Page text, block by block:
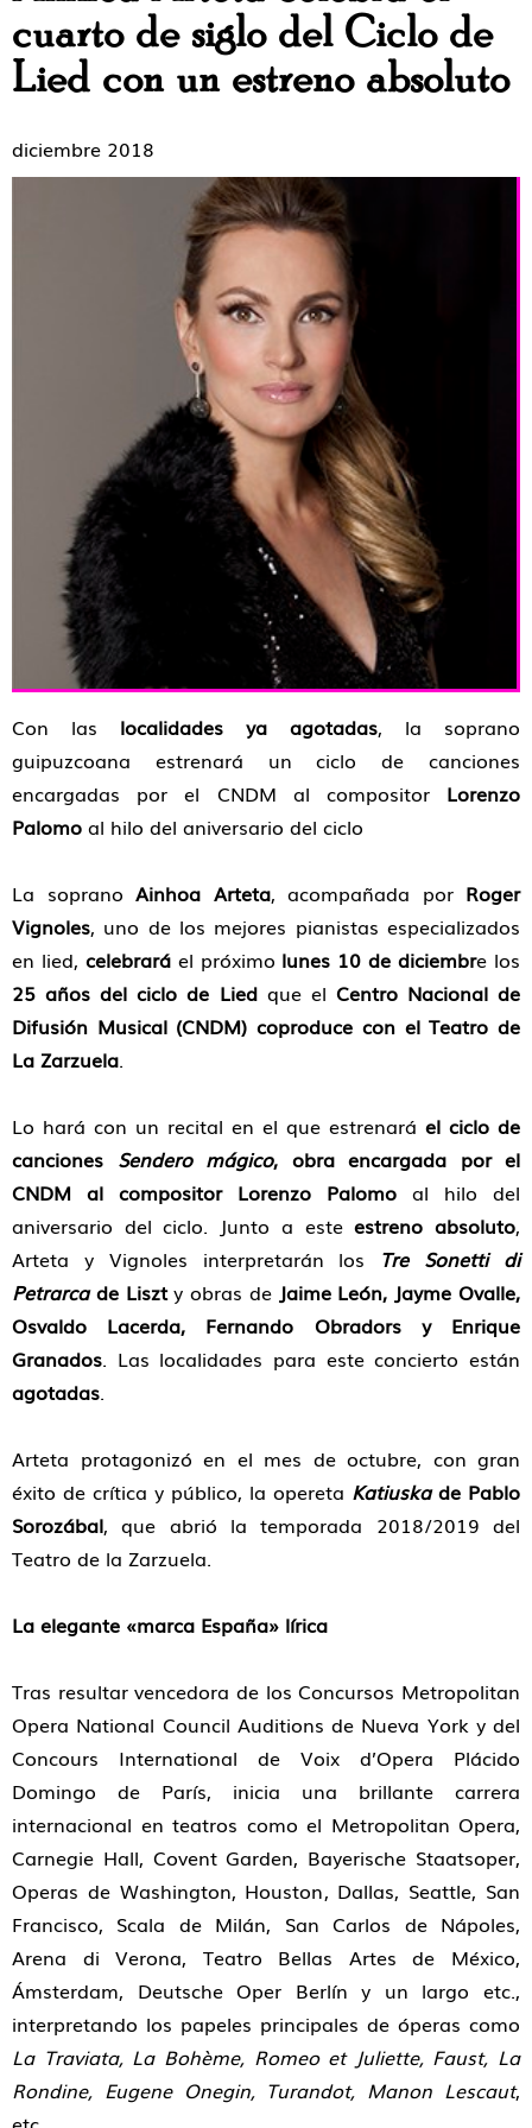
cuarto de siglo del Ciclo de
Lied con un estreno absoluto
diciembre 2018
Con las localidades ya agotadas, la soprano
guipuzcoana estrenará un ciclo de canciones
encargadas por el CNDM al compositor Lorenzo
Palomo al hilo del aniversario del ciclo
La soprano Ainhoa Arteta, acompañada por Roger
Vignoles, uno de los mejores pianistas especializados
en lied, celebraráel próximo lunes 10 de diciembre los
25 años del ciclo de Liedque el Centro Nacional de
Difusión Musical (CNDM) coproduce con el Teatro de
La Zarzuela.
Lo hará con un recital en el que estrenará el ciclo de
canciones Sendero mágico, obra encargada por el
CNDM al compositor Lorenzo Palomo al hilo del
aniversario del ciclo. Junto a esteestreno absoluto,
Arteta y Vignoles interpretarán los Tre Sonetti di
Petrarcade Liszty obras de Jaime León, Jayme Ovalle,
Osvaldo Lacerda, Fernando Obradors y Enrique
Granados. Las localidades para este concierto están
agotadas.
Arteta protagonizó en el mes de octubre, con gran
éxito de crítica y público, la opereta Katiuskade Pablo
Sorozábal, que abrió la temporada 2018/2019 del
Teatro de la Zarzuela.
La elegante «marca España» lírica
Tras resultar vencedora de los Concursos Metropolitan
Opera National Council Auditions de Nueva York y del
Concours International de Voix d’Opera Plácido
Domingo de París, inicia una brillante carrera
internacional en teatros como el Metropolitan Opera,
Carnegie Hall, Covent Garden, Bayerische Staatsoper,
Operas de Washington, Houston, Dallas, Seattle, San
Francisco, Scala de Milán, San Carlos de Nápoles,
Arena di Verona, Teatro Bellas Artes de México,
Ámsterdam, Deutsche Oper Berlín y un largo etc.,
interpretando los papeles principales de óperas como
La Traviata, La Bohème, Romeo et Juliette, Faust, La
Rondine, Eugene Onegin, Turandot, Manon Lescaut,